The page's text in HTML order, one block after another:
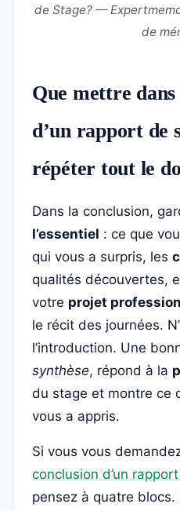
de Stage? —
de
Que mettre
d’un rapport de
répéter tout le
Dans la conclusion,
l’essentiel : ce que
qui vous a surpris, les
qualités découvertes,
votre projet
le récit des journées.
l’introduction. Une
synthèse, répond à la
du stage et montre ce
vous a appris.
Si vous vous
conclusion d’un
pensez à quatre blocs.